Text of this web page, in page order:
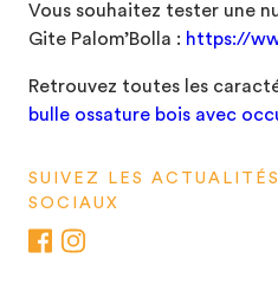
Vous souhaitez tester une
Gite Palom’Bolla : https://
Retrouvez toutes les
bulle ossature bois avec
SUIVEZ LES
SOCIAUX